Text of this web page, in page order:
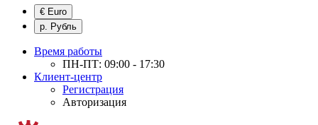
€ Euro
р. Рубль
Время работы
ПН-ПТ: 09:00 - 17:30
Клиент-центр
Регистрация
Авторизация